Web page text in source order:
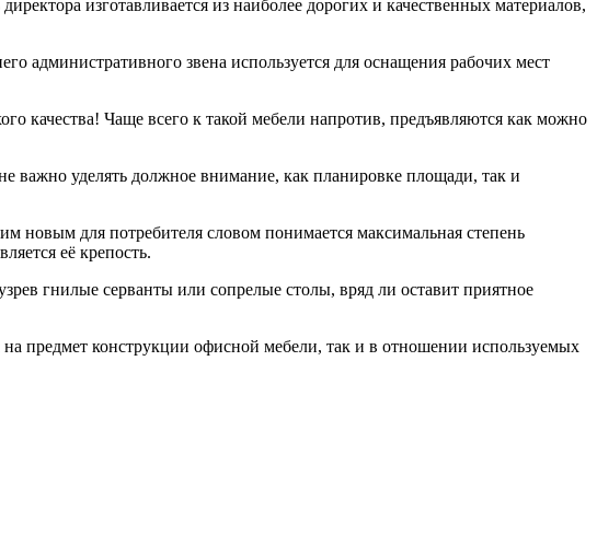
изготавливается из наиболее дорогих и качественных материалов,
административного звена используется для оснащения рабочих мест
качества! Чаще всего к такой мебели напротив, предъявляются как можно
важно уделять должное внимание, как планировке площади, так и
новым для потребителя словом понимается максимальная степень
её крепость.
гнилые серванты или сопрелые столы, вряд ли оставит приятное
предмет конструкции офисной мебели, так и в отношении используемых